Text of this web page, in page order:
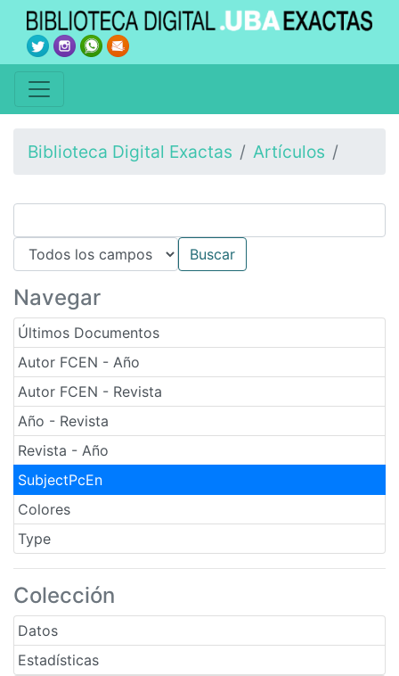
Biblioteca Digital Exactas Artículos
Navegar
Últimos Documentos
Autor FCEN - Año
Autor FCEN - Revista
Año - Revista
Revista - Año
SubjectPcEn
Colores
Type
Colección
Datos
Estadísticas